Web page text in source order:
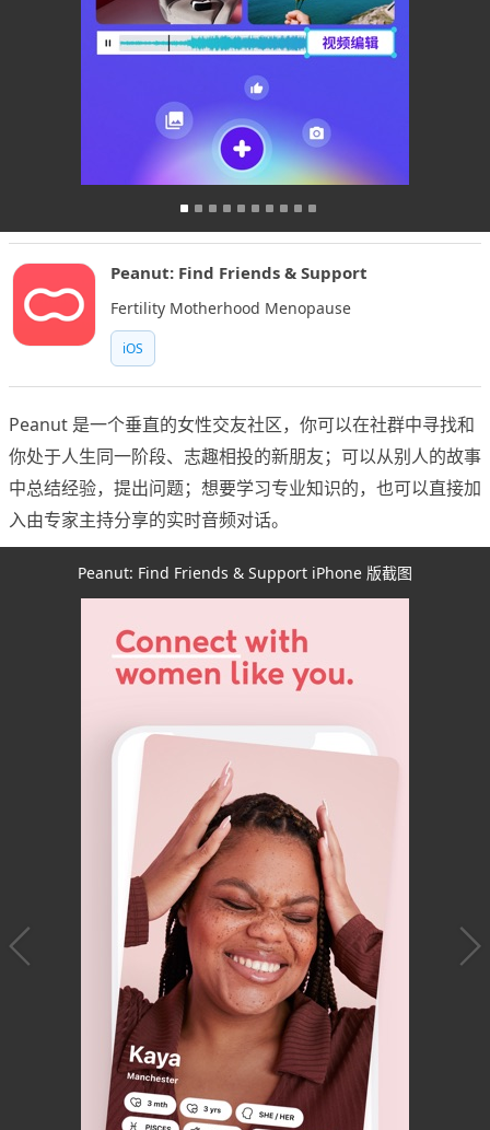
Peanut: Find Friends & Support
Fertility Motherhood Menopause
iOS
Peanut 是一个垂直的女性交友社区，你可以在社群中寻找和
你处于人生同一阶段、志趣相投的新朋友；可以从别人的故事
中总结经验，提出问题；想要学习专业知识的，也可以直接加
入由专家主持分享的实时音频对话。
Peanut: Find Friends & Support iPhone 版截图